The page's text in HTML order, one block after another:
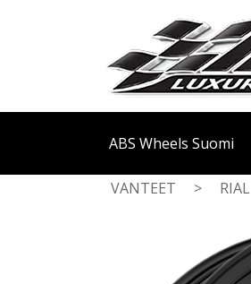
ABS Wheels Suomi
VANTEET > RIAL